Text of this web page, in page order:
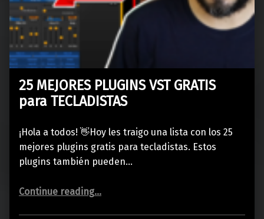
25 MEJORES PLUGINS VST GRATIS
para TECLADISTAS
¡Hola a todos! 👋Hoy les traigo una lista con los 25
mejores plugins gratis para tecladistas. Estos
plugins también pueden…
Continue reading“25 MEJORES PLUGINS VST GRATIS para TECLADISTAS”
…